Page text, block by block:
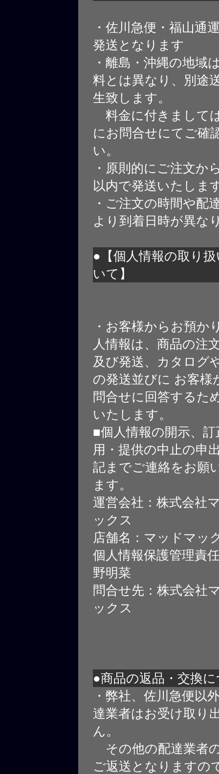
・佐川急便・福山通
発送となります
・離島・沖縄の地域
料とは異なり、別途
生致します。
料金に付きまして
にお問合せにてご確
い。
・原則的にご注文か
以内で発送いたしま
・ご注文の時間や配
より到着日時が異な
●【個人情報の取り
いて】
・お客様からお預か
人情報は、商品の注
及び発送、カタログ
の発送並びに お客様
問合せに回答するた
いたします。
■個人情報の開示、
用・提供の中止の申
記までご連絡をお願
ます。
運営会社：株式会社
ックス
店舗名：マッドマッ
個人情報保護管理責
野明菜
問合せ先：株式会社
ックス
●商品の返品・交換
・弊社、佐川急便以
達業者はお受け取り
ん。
その他の配達業者
ご返送となりますの